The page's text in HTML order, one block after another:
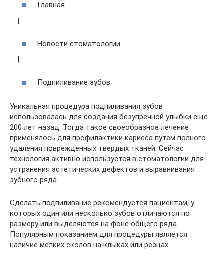
Главная
|
Новости стоматологии
|
Подпиливание зубов
Уникальная процедура подпиливания зубов
использовалась для создания безупречной улыбки еще
200 лет назад. Тогда такое своеобразное лечение
применялось для профилактики кариеса путем полного
удаления поврежденных твердых тканей. Сейчас
технология активно используется в стоматологии для
устранения эстетических дефектов и выравнивания
зубного ряда.
Сделать подпиливание рекомендуется пациентам, у
которых один или несколько зубов отличаются по
размеру или выделяются на фоне общего ряда.
Популярным показанием для процедуры является
наличие мелких сколов на клыках или резцах.